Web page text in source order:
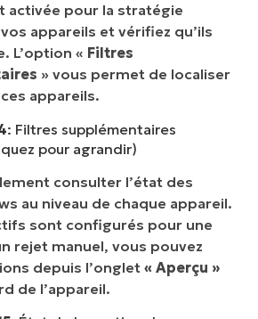
activée pour la stratégie
appareils et vérifiez qu’ils
L’option « Filtres
» vous permet de localiser
appareils.
: Filtres supplémentaires
pour agrandir)
consulter l’état des
au niveau de chaque appareil.
sont configurés pour une
rejet manuel, vous pouvez
depuis l’onglet « Aperçu »
de l’appareil.